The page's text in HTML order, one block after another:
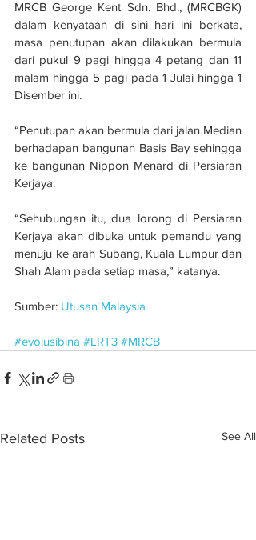
MRCB George Kent Sdn. Bhd., (MRCBGK)
dalam kenyataan di sini hari ini berkata,
masa penutupan akan dilakukan bermula
dari pukul 9 pagi hingga 4 petang dan 11
malam hingga 5 pagi pada 1 Julai hingga 1
Disember ini.
“Penutupan akan bermula dari jalan Median
berhadapan bangunan Basis Bay sehingga
ke bangunan Nippon Menard di Persiaran
Kerjaya.
“Sehubungan itu, dua lorong di Persiaran
Kerjaya akan dibuka untuk pemandu yang
menuju ke arah Subang, Kuala Lumpur dan
Shah Alam pada setiap masa,” katanya.
Sumber: Utusan Malaysia
#evolusibina #LRT3 #MRCB
Related Posts See All